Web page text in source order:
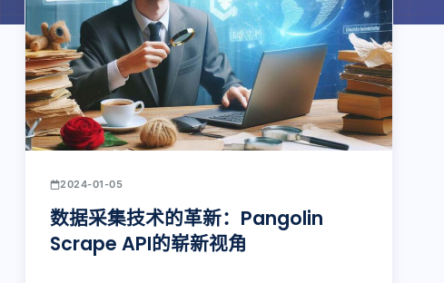
2024-01-05
数据采集技术的革新：Pangolin
Scrape API的崭新视角